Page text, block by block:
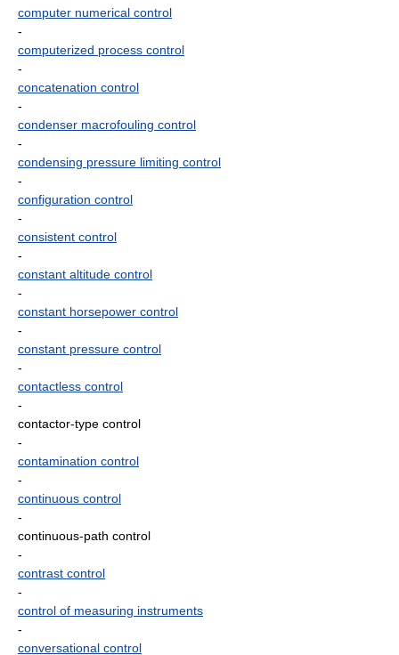
computer numerical control
-
computerized process control
-
concatenation control
-
condenser macrofouling control
-
condensing pressure limiting control
-
configuration control
-
consistent control
-
constant altitude control
-
constant horsepower control
-
constant pressure control
-
contactless control
-
contactor-type control
-
contamination control
-
continuous control
-
continuous-path control
-
contrast control
-
control of measuring instruments
-
conversational control